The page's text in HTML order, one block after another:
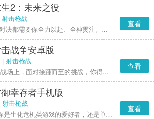
2：未来之役
射击枪战
5.每一场对决都需要你全力以赴、全神贯注。毕竟，决赛阶段的较量向来充满激情与张力。无论采用何种战术，指尖的操控总能带来别样的体验。
查看
战争安卓版
| 射击枪战
在无垠的战场上，面对接踵而至的挑战，你得和队友默契配合，击败各类强悍的对手。从密林到都市，从战车到狙击枪，每场战斗都满是未知与激情。不管你是独来独往的高手，还是团队里的关键人物，这里都有适合你的天地。此刻就加入进来，体会这场战争的震撼，凭实力彰显自我，成为反恐战场上的真正强者！别再迟疑，马上行动，畅享极致的射击快感，开启你的反恐征程，谱写一段独属于自己的传奇故事！
查看
幸存者手机版
射击枪战
3、不管你是生化危机类游戏的爱好者，还是单纯想找个放松的途径，这款游戏都能带来沉浸式的枪支模拟器体验，还融入了僵尸塔防的紧张刺激感。马上加入玩家战斗军团吧，他们已经发现了这款兼具僵尸放置玩法乐趣的顶级闲置防御游戏。今天就开启你的枪械俱乐部之旅，用前所未有的方式感受机枪带来的极致快感！
查看